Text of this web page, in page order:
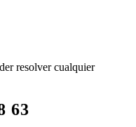
resolver cualquier
63